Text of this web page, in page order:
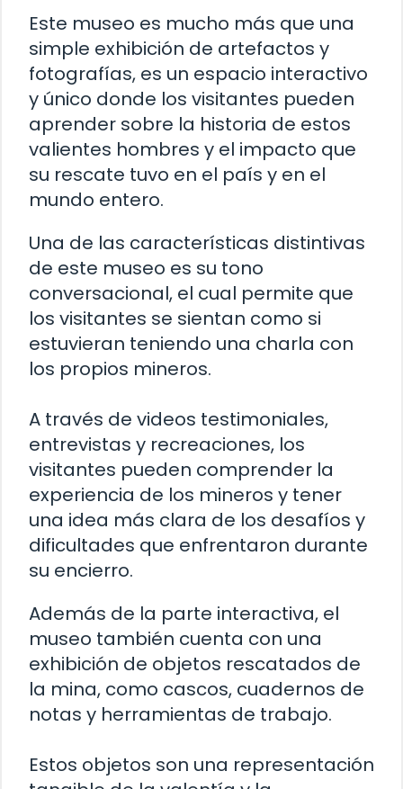
Este museo es mucho más que una
simple exhibición de artefactos y
fotografías, es un espacio interactivo
y único donde los visitantes pueden
aprender sobre la historia de estos
valientes hombres y el impacto que
su rescate tuvo en el país y en el
mundo entero.
Una de las características distintivas
de este museo es su tono
conversacional, el cual permite que
los visitantes se sientan como si
estuvieran teniendo una charla con
los propios mineros.
A través de videos testimoniales,
entrevistas y recreaciones, los
visitantes pueden comprender la
experiencia de los mineros y tener
una idea más clara de los desafíos y
dificultades que enfrentaron durante
su encierro.
Además de la parte interactiva, el
museo también cuenta con una
exhibición de objetos rescatados de
la mina, como cascos, cuadernos de
notas y herramientas de trabajo.
Estos objetos son una representación